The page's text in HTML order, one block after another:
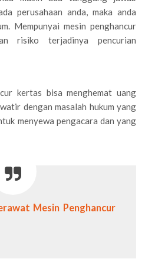
perusahaan anda, maka anda
Mempunyai mesin penghancur
risiko terjadinya pencurian
kertas bisa menghemat uang
dengan masalah hukum yang
menyewa pengacara dan yang
Mesin Penghancur